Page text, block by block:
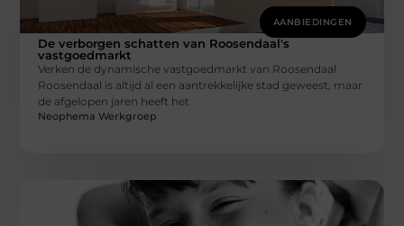
AANBIEDINGEN
De verborgen schatten van Roosendaal's
vastgoedmarkt
Verken de dynamische vastgoedmarkt van Roosendaal
Roosendaal is altijd al een aantrekkelijke stad geweest, maar
de afgelopen jaren heeft het
Neophema Werkgroep